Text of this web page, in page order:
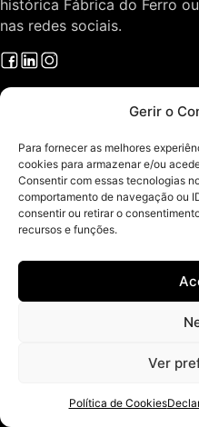
Gerir o
Para fornecer as melhores
cookies para armazenar e/ou
Consentir com essas tecnologias
comportamento de navegação ou
consentir ou retirar o
recursos e funções.
Ver
Política de Cookies
histórica Fábrica do Ferro
nas redes sociais.
O Gabinete
Sobre Arquitectura
Contactos
Áreas de Serviço
Política de Privacidade
Isenção de Responsabilidade
Imprint
Todos os direitos reservados ©
Ecossistema Digital